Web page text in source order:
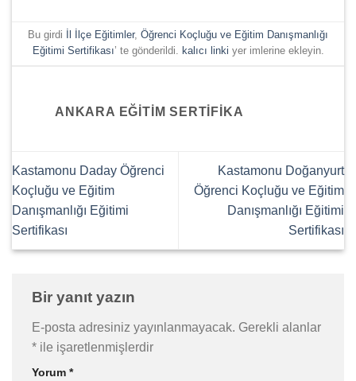
Bu girdi İl İlçe Eğitimler, Öğrenci Koçluğu ve Eğitim Danışmanlığı
Eğitimi Sertifikası’ te gönderildi. kalıcı linki yer imlerine ekleyin.
ANKARA EĞITIM SERTIFIKA
Kastamonu Daday Öğrenci
Koçluğu ve Eğitim
Danışmanlığı Eğitimi
Sertifikası
Kastamonu Doğanyurt
Öğrenci Koçluğu ve Eğitim
Danışmanlığı Eğitimi
Sertifikası
Bir yanıt yazın
E-posta adresiniz yayınlanmayacak. Gerekli alanlar
* ile işaretlenmişlerdir
Yorum *